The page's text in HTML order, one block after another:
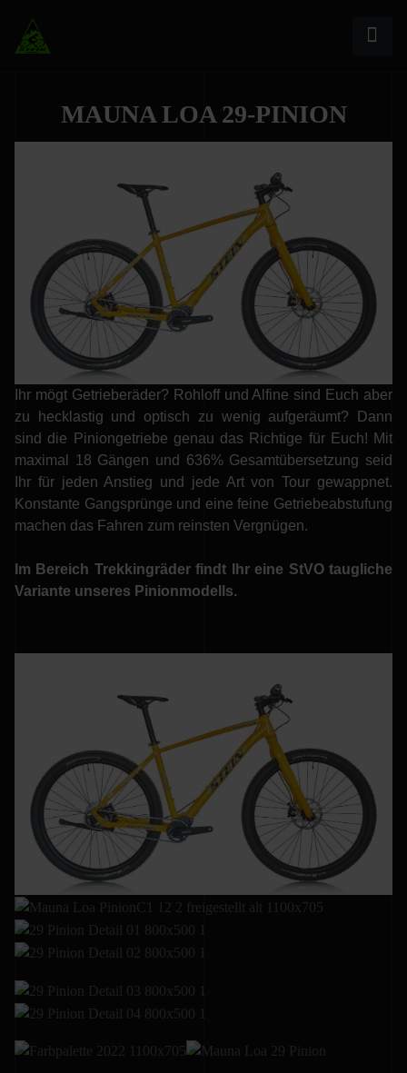
MAUNA LOA 29-PINION
Ihr mögt Getrieberäder? Rohloff und Alfine sind Euch aber
zu hecklastig und optisch zu wenig aufgeräumt? Dann
sind die Piniongetriebe genau das Richtige für Euch! Mit
maximal 18 Gängen und 636% Gesamtübersetzung seid
Ihr für jeden Anstieg und jede Art von Tour gewappnet.
Konstante Gangsprünge und eine feine Getriebeabstufung
machen das Fahren zum reinsten Vergnügen.
Im Bereich Trekkingräder findt Ihr eine StVO taugliche
Variante unseres Pinionmodells.